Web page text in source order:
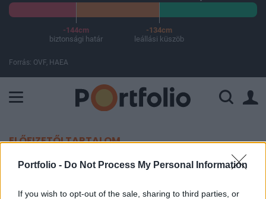
Portfolio - Do Not Process My Personal Information
If you wish to opt-out of the sale, sharing to third parties, or
-144cm
biztonsági határ
-134cm
leállási küszöb
Forrás: OVF, HAEA
ELŐFIZETŐI TARTALOM
A határidős piac újra optimista
(Equitas)